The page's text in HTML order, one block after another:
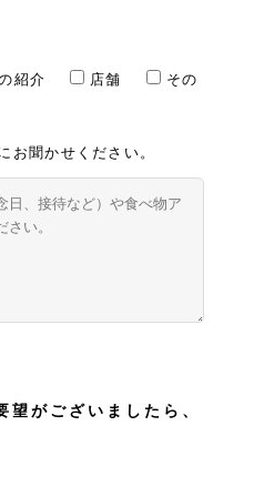
紹介 店舗
その
聞かせください。
望がございましたら、